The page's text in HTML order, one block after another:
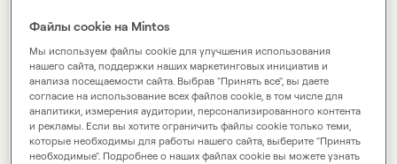
Эл. почта
Пароль
Файлы cookie на Mintos
Мы используем файлы cookie для улучшения использования
нашего сайта, поддержки наших маркетинговых инициатив и
анализа посещаемости сайта. Выбрав "Принять все", вы даете
согласие на использование всех файлов cookie, в том числе для
аналитики, измерения аудитории, персонализированного контента
и рекламы. Если вы хотите ограничить файлы cookie только теми,
которые необходимы для работы нашего сайта, выберите "Принять
необходимые". Подробнее о наших файлах cookie вы можете узнать